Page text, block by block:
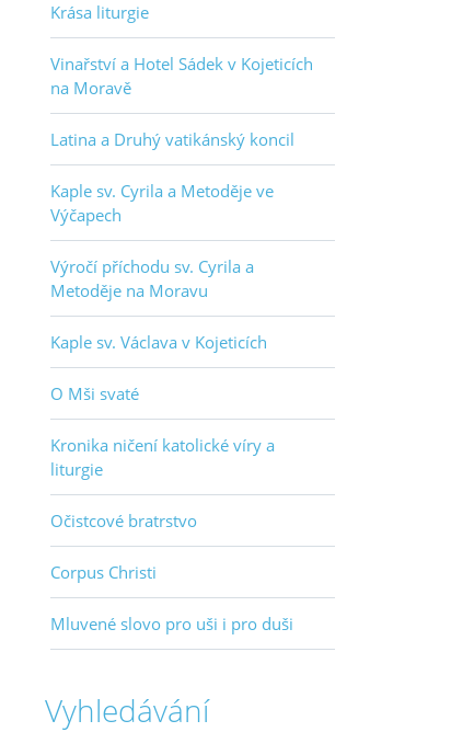
Krása liturgie
Vinařství a Hotel Sádek v Kojeticích
na Moravě
Latina a Druhý vatikánský koncil
Kaple sv. Cyrila a Metoděje ve
Výčapech
Výročí příchodu sv. Cyrila a
Metoděje na Moravu
Kaple sv. Václava v Kojeticích
O Mši svaté
Kronika ničení katolické víry a
liturgie
Očistcové bratrstvo
Corpus Christi
Mluvené slovo pro uši i pro duši
Vyhledávání